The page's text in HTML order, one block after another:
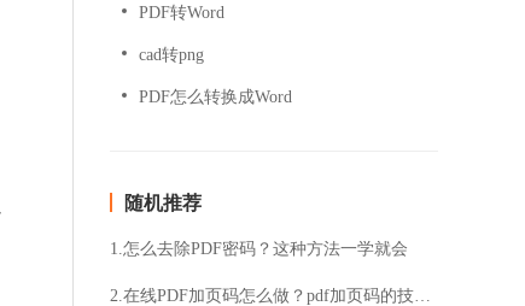
PDF转Word
cad转png
PDF怎么转换成Word
随机推荐
1.怎么去除PDF密码？这种方法一学就会
2.在线PDF加页码怎么做？pdf加页码的技巧分享